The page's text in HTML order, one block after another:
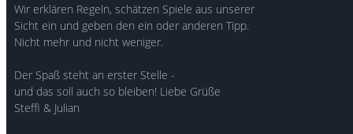
Wir erklären Regeln, schätzen Spiele aus unserer
Sicht ein und geben den ein oder anderen Tipp.
Nicht mehr und nicht weniger.
Der Spaß steht an erster Stelle -
und das soll auch so bleiben! Liebe Grüße
Steffi & Julian